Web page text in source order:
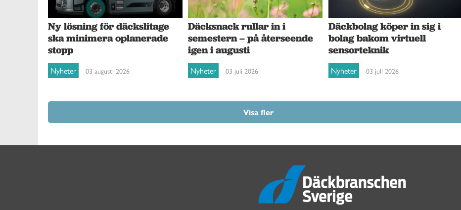
Ny lösning för däckslitage
ska minimera oplanerade
stopp
Nyheter 03 augusti 2026
Däcksnack rullar in i
semestern – på återseende
igen i augusti
Nyheter 03 juli 2026
Däckbolag köper in sig i
bolag bakom virtuell
sensorteknik
Nyheter 03 juli 2026
Visa fler